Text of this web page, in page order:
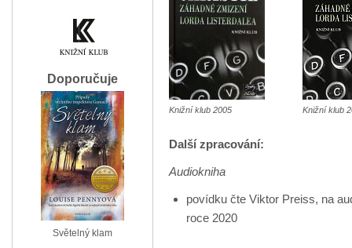
Knižní klub 2005 Knižní klub
Další zpracování:
Audiokniha
povídku čte Viktor Preiss, na
roce 2020
Doporučuje
Světelný klam